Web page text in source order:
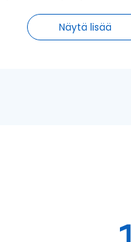
muuttamiseen erittäin
Näytä lisää